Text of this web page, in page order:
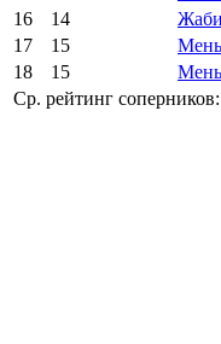
16
14
17
15
18
15
Ср. рейтинг соперников: